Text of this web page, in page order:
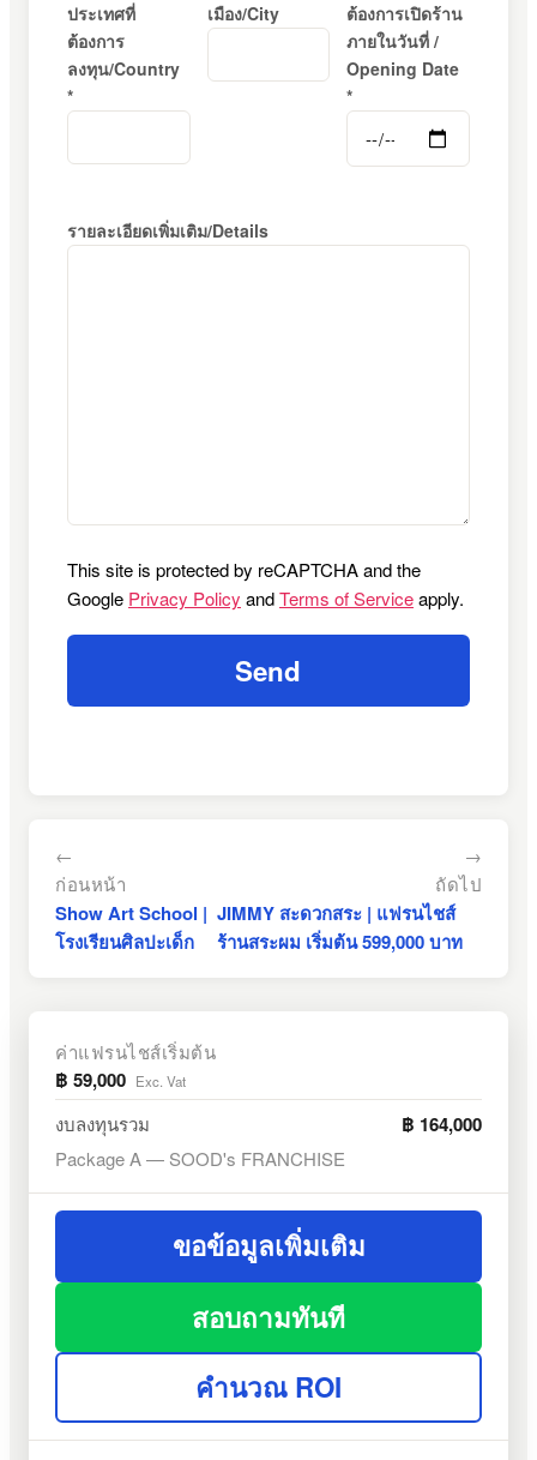
ประเทศที่
ต้องการ
ลงทุน/Country
*
เมือง/City
ต้องการเปิดร้าน
ภายในวันที่ /
Opening Date
*
รายละเอียดเพิ่มเติม/Details
This site is protected by reCAPTCHA and the
Google Privacy Policy andTerms of Serviceapply.
←
ก่อนหน้า
Show Art School |
โรงเรียนศิลปะเด็ก
→
ถัดไป
JIMMY สะดวกสระ | แฟรนไชส์
ร้านสระผม เริ่มต้น 599,000 บาท
ค่าแฟรนไชส์เริ่มต้น
฿ 59,000 Exc. Vat
งบลงทุนรวม ฿ 164,000
Package A — SOOD's FRANCHISE
ขอข้อมูลเพิ่มเติม
สอบถามทันที
คำนวณ ROI